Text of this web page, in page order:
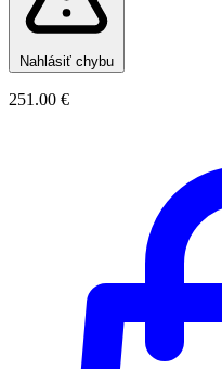
Nahlásiť chybu
251.00 €